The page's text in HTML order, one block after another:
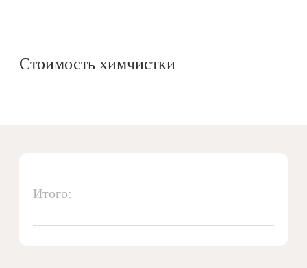
Стоимость химчистки
Итого: